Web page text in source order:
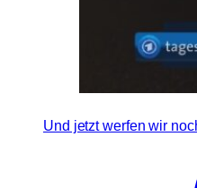
Und jetzt werfen wir